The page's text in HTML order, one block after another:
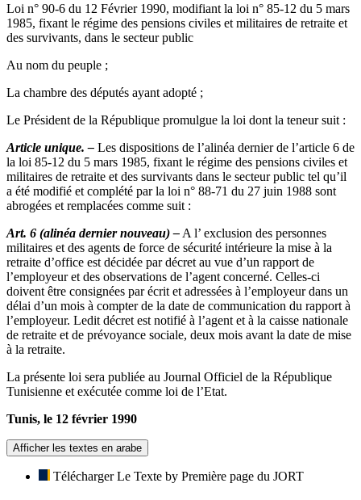
Loi n° 90-6 du 12 Février 1990, modifiant la loi n° 85-12 du 5 mars
1985, fixant le régime des pensions civiles et militaires de retraite et
des survivants, dans le secteur public
Au nom du peuple ;
La chambre des députés ayant adopté ;
Le Président de la République promulgue la loi dont la teneur suit :
Article unique. – Les dispositions de l’alinéa dernier de l’article 6 de
la loi 85-12 du 5 mars 1985, fixant le régime des pensions civiles et
militaires de retraite et des survivants dans le secteur public tel qu’il
a été modifié et complété par la loi n° 88-71 du 27 juin 1988 sont
abrogées et remplacées comme suit :
Art. 6 (alinéa dernier nouveau) – A l’ exclusion des personnes
militaires et des agents de force de sécurité intérieure la mise à la
retraite d’office est décidée par décret au vue d’un rapport de
l’employeur et des observations de l’agent concerné. Celles-ci
doivent être consignées par écrit et adressées à l’employeur dans un
délai d’un mois à compter de la date de communication du rapport à
l’employeur. Ledit décret est notifié à l’agent et à la caisse nationale
de retraite et de prévoyance sociale, deux mois avant la date de mise
à la retraite.
La présente loi sera publiée au Journal Officiel de la République
Tunisienne et exécutée comme loi de l’Etat.
Tunis, le 12 février 1990
Afficher les textes en arabe
Télécharger Le Texte by Première page du JORT